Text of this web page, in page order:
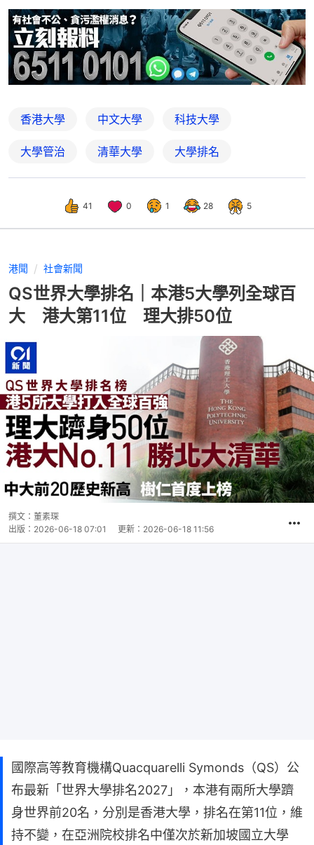
香港大學 中文大學 科技大學
大學管治 清華大學 大學排名
41 0 1 28 5
港聞 社會新聞
QS世界大學排名｜本港5大學列全球百
大 港大第11位 理大排50位
撰文： 董素琛
出版： 2026-06-18 07:01 更新： 2026-06-18 11:56
國際高等教育機構Quacquarelli Symonds（QS）公
布最新「世界大學排名2027」，本港有兩所大學躋
身世界前20名，分別是香港大學，排名在第11位，維
持不變，在亞洲院校排名中僅次於新加坡國立大學